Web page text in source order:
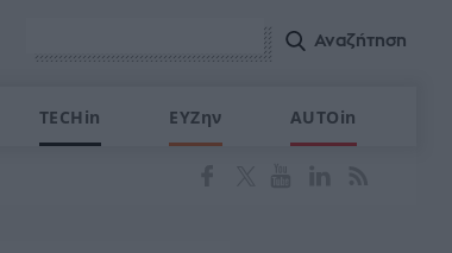
TECHin ΕΥΖην AUTOin